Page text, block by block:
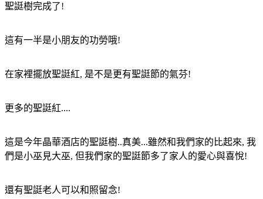
聖誔樹完成了!
這有一半是小朋友的功勞哦!
在家裡擺放聖誔紅, 是不是更有聖誔節的氣芬!
更多的聖誔紅....
這是今年晶華酒店的聖誔樹..真美...雖然和我們家的比起來, 我
們是小巫見大巫, 但我們家的聖誔節多了家人的愛心與喜悅!
還有聖誔老人可以和照留念!